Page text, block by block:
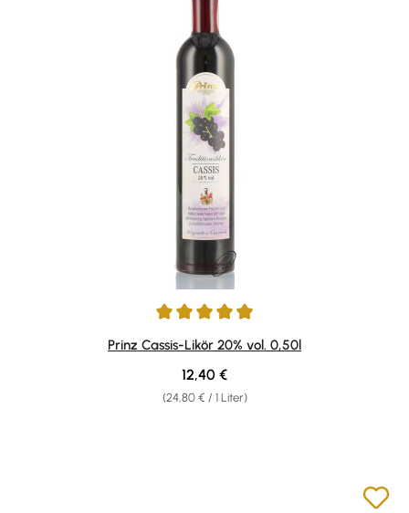
Durchschnittliche Bewertung von 4.89 von 5 Sternen
Prinz Cassis-Likör 20% vol. 0,50l
(24,80 € / 1 Liter)
Regulärer Preis:
12,40 €